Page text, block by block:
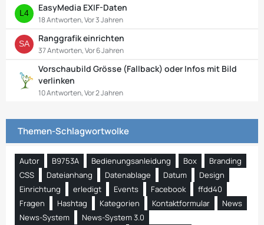
EasyMedia EXIF-Daten
18 Antworten, Vor 3 Jahren
Ranggrafik einrichten
37 Antworten, Vor 6 Jahren
Vorschaubild Grösse (Fallback) oder Infos mit Bild
verlinken
10 Antworten, Vor 2 Jahren
Themen-Schlagwortwolke
Autor B9753A Bedienungsanleidung Box
Branding
CSS
Dateianhang Datenablage Datum
Design
Einrichtung
erledigt Events Facebook
ffdd40
Fragen
Hashtag Kategorien Kontaktformular
News
News-System
News-System 3.0